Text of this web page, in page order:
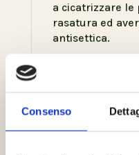
Consenso
a cicatrizzare
rasatura ed
antisettica.
PRODOTTI IN
SHAVING
INGREDIENTI